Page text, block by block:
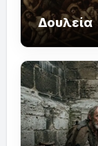
Δουλεία